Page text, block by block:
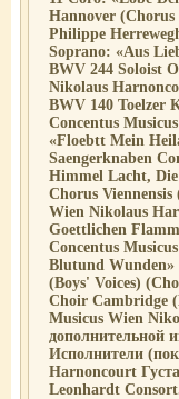
Hannover
Philippe
Soprano: «Aus
BWV 244 Soloist
Nikolaus
BWV 140 Toelzer
Concentus
«Floebtt Mein
Saengerknaben
Himmel Lacht,
Chorus
Wien Nikolaus
Goettlichen
Concentus
Blutund Wunden»
(Boys' Voices)
Choir Cambridge
Musicus Wien
дополнительной
Исполнители
Harnoncourt
Leonhardt